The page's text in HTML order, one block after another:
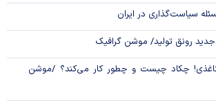
سیاست‌گذاری در ایران
جدید رونق تولید/ موشن گرافیک
چکاد چیست و چطور کار می‌کند؟ /موشن